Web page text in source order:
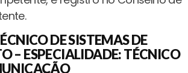
DE SISTEMAS DE
– ESPECIALIDADE: TÉCNICO